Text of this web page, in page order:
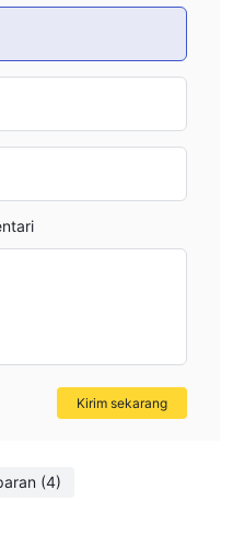
di platform ini. saat ini ada
tersedia di pasar
pedagang untuk
terminal
ios dan android, Anda
kapan saja melalui mt4
dihubungi melalui email:
dapat mengikuti broker
Anda investasikan. Ini
investor. Harap pastikan
artikel ini hanya untuk
(4)
Kirim sekarang